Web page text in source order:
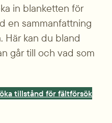
in blanketten för
en sammanfattning
Här kan du bland
går till och vad som
tillstånd för fältförsök